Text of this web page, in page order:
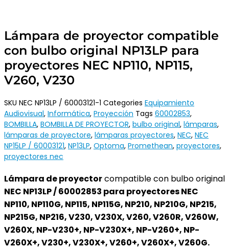
Lámpara de proyector compatible
con bulbo original NP13LP para
proyectores NEC NP110, NP115,
V260, V230
SKU NEC NP13LP / 60003121-1 Categories Equipamiento
Audiovisual, Informática, Proyección Tags 60002853,
BOMBILLA, BOMBILLA DE PROYECTOR, bulbo original, lámparas,
lámparas de proyectore, lámparas proyectores, NEC, NEC
NP15LP / 60003121, NP13LP, Optoma, Promethean, proyectores,
proyectores nec
Lámpara de proyectorcompatible con bulbo original
NEC NP13LP / 60002853 para proyectores NEC
NP110, NP110G, NP115, NP115G, NP210, NP210G, NP215,
NP215G, NP216, V230, V230X, V260, V260R, V260W,
V260X, NP-V230+, NP-V230X+, NP-V260+, NP-
V260X+, V230+, V230X+, V260+, V260X+, V260G.